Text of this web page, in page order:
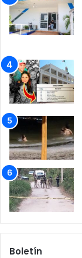
Boletín